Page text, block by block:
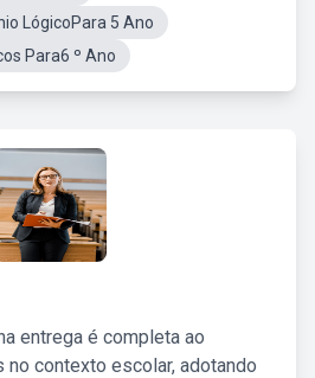
LógicoPara 5 Ano
Para6 º Ano
entrega é completa ao
contexto escolar, adotando